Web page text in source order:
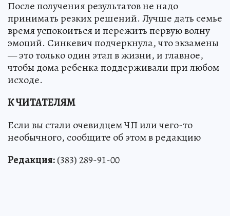
После получения результатов не надо
принимать резких решений. Лучше дать семье
время успокоиться и пережить первую волну
эмоций. Синкевич подчеркнула, что экзамены
— это только один этап в жизни, и главное,
чтобы дома ребенка поддерживали при любом
исходе.
К ЧИТАТЕЛЯМ
Если вы стали очевидцем ЧП или чего-то
необычного, сообщите об этом в редакцию
Редакция:(383) 289-91-00